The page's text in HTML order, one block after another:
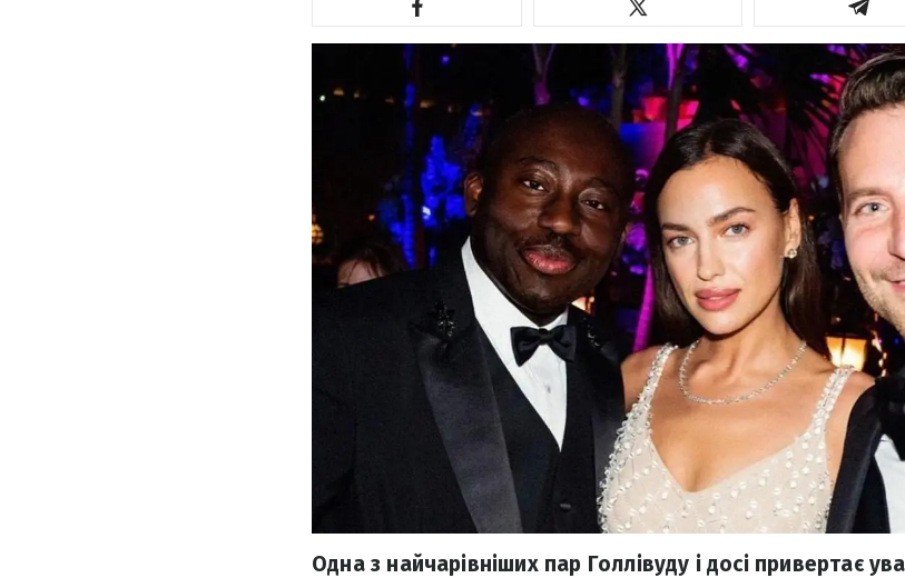
Одна з найчарівніших пар Голлівуду і досі привертає